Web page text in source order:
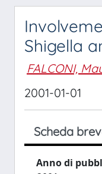
Shigella
FALCONI,
2001-01-01
Scheda
Anno di